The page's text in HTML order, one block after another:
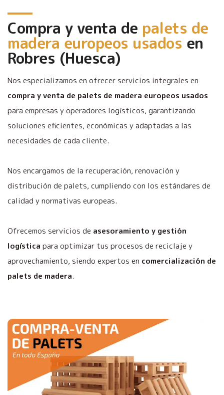
Compra y venta de palets de
madera europeos usados en
Robres (Huesca)
Nos especializamos en ofrecer servicios integrales en
compra y venta de palets de madera europeos usados
para empresas y operadores logísticos, garantizando
soluciones eficientes, económicas y adaptadas a las
necesidades de cada cliente.
Nos encargamos de la recuperación, renovación y
distribución de palets, cumpliendo con los estándares de
calidad y normativas europeas.
Ofrecemos servicios de asesoramiento y gestión
logística para optimizar tus procesos de reciclaje y
aprovechamiento, siendo expertos en comercialización de
palets de madera.